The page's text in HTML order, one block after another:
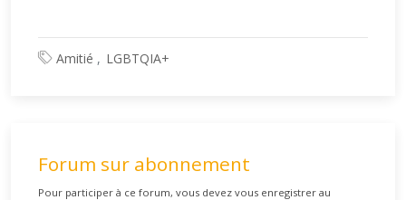
Amitié LGBTQIA+
Forum sur abonnement
Pour participer à ce forum, vous devez vous enregistrer au